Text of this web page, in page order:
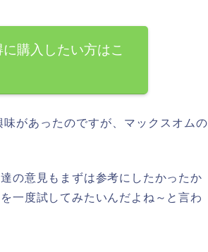
購入したい方はこ
があったのですが、マックスオムの
の意見もまずは参考にしたかったか
一度試してみたいんだよね～と言わ